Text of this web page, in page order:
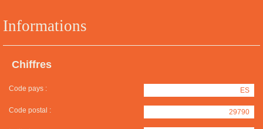
Informations
Chiffres
Code pays : ES
Code postal : 29790